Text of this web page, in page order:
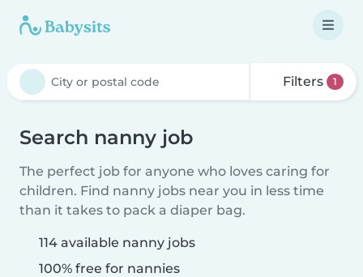
Filters 1
Search nanny job
The perfect job for anyone who loves caring for
children. Find nanny jobs near you in less time
than it takes to pack a diaper bag.
114 available nanny jobs
100% free for nannies